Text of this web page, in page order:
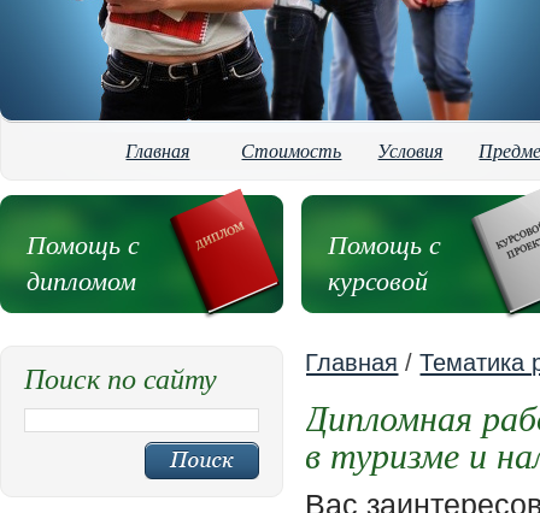
Главная Стоимость Условия
Помощь с
дипломом
Помощь с
курсовой
Главная /Тематика
Дипломная
в туризме и
Вас
Поиск по сайту